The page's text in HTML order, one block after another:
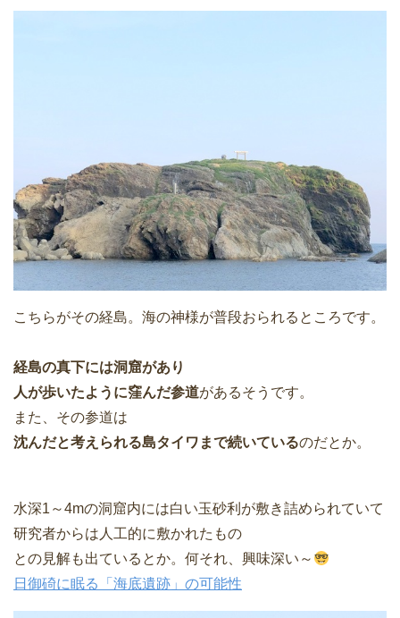
こちらがその経島。海の神様が普段おられるところです。
経島の真下には洞窟があり
人が歩いたように窪んだ参道があるそうです。
また、その参道は
沈んだと考えられる島タイワまで続いているのだとか。
水深1～4mの洞窟内には白い玉砂利が敷き詰められていて
研究者からは人工的に敷かれたもの
との見解も出ているとか。何それ、興味深い～
日御碕に眠る「海底遺跡」の可能性